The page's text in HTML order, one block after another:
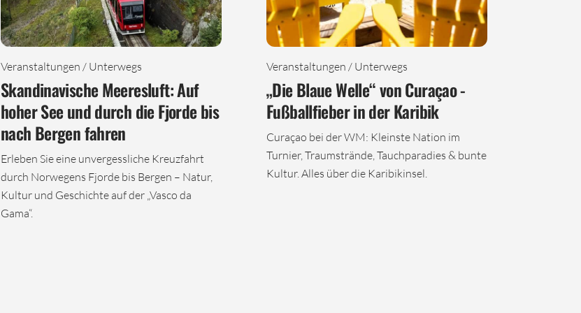
Veranstaltungen / Unterwegs
Skandinavische Meeresluft: Auf
hoher See und durch die Fjorde bis
nach Bergen fahren
Erleben Sie eine unvergessliche Kreuzfahrt
durch Norwegens Fjorde bis Bergen – Natur,
Kultur und Geschichte auf der „Vasco da
Gama“.
Veranstaltungen / Unterwegs
„Die Blaue Welle“ von Curaçao -
Fußballfieber in der Karibik
Curaçao bei der WM: Kleinste Nation im
Turnier, Traumstrände, Tauchparadies & bunte
Kultur. Alles über die Karibikinsel.